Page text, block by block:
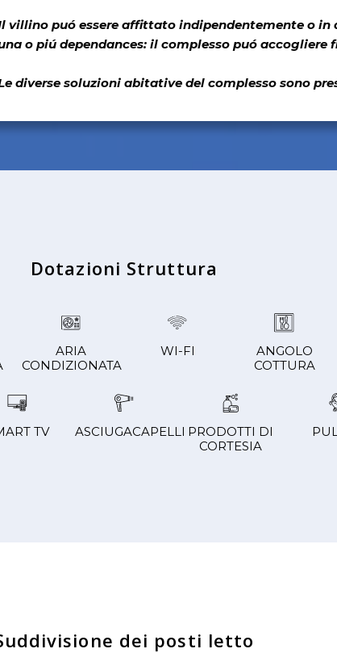
villino puó essere affittato indipendentemente o
o piú dependances: il complesso puó accogliere
diverse soluzioni abitative del complesso sono
Dotazioni Struttura
ARIA
CONDIZIONATA
WI-FI
ANGOLO
COTTURA
TV ASCIUGACAPELLI PRODOTTI DI
CORTESIA
dei posti letto